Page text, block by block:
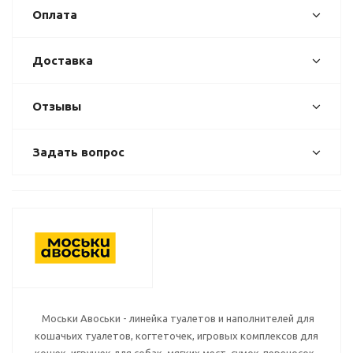
Оплата
Доставка
Отзывы
Задать вопрос
Моськи Авоськи - линейка туалетов и наполнителей для
кошачьих туалетов, когтеточек, игровых комплексов для